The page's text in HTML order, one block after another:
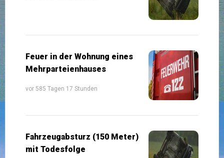
Feuer in der Wohnung eines
Mehrparteienhauses
vor 585 Tagen 17 Stunden
Fahrzeugabsturz (150 Meter)
mit Todesfolge